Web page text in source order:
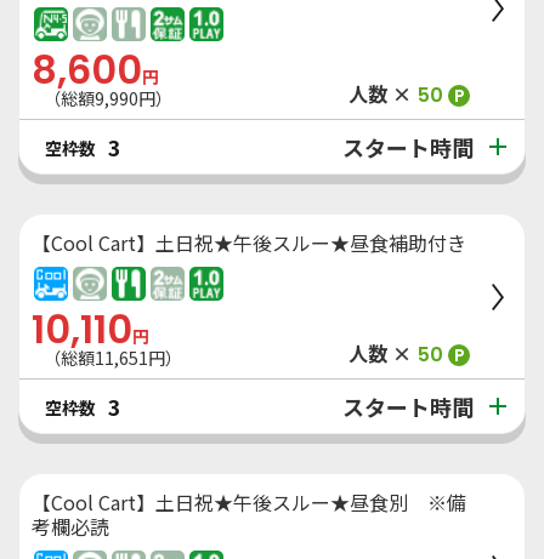
8,600円
（総額9,990円） 人数 × 50 P
空枠数 3 スタート時間
【Cool Cart】土日祝★午後スルー★昼食補助付き
10,110円
（総額11,651円） 人数 × 50 P
空枠数 3 スタート時間
【Cool Cart】土日祝★午後スルー★昼食別 ※備
考欄必読